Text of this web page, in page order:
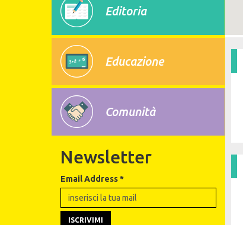
Editoria
Educazione
Comunità
Newsletter
Email Address*